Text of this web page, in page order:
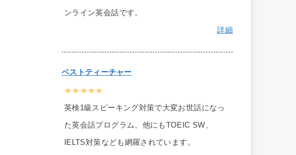
ンライン英会話です。
詳細
ベストティーチャー
★★★★★
英検1級スピーキング対策で大変お世話になっ
た英会話プログラム。他にもTOEIC SW、
IELTS対策なども網羅されています。